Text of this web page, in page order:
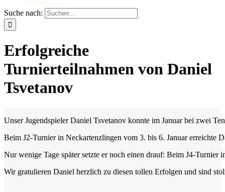
Suche nach:
Erfolgreiche
Turnierteilnahmen von Daniel
Tsvetanov
Unser Jugendspieler Daniel Tsvetanov konnte im Januar bei zwei
Beim J2-Turnier in Neckartenzlingen vom 3. bis 6. Januar erreichte
Nur wenige Tage später setzte er noch einen drauf: Beim J4-
Wir gratulieren Daniel herzlich zu diesen tollen Erfolgen und sind